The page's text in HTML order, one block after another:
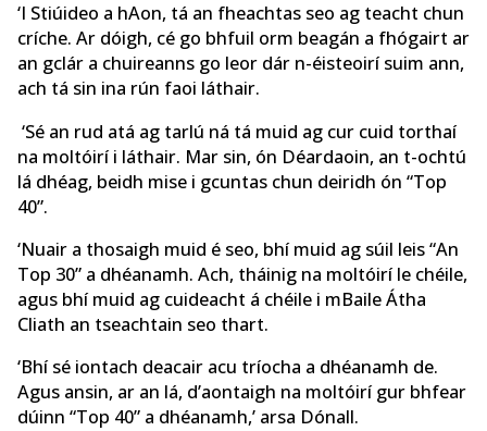
‘I Stiúideo a hAon, tá an fheachtas seo ag teacht chun
críche. Ar dóigh, cé go bhfuil orm beagán a fhógairt ar
an gclár a chuireanns go leor dár n-éisteoirí suim ann,
ach tá sin ina rún faoi láthair.
‘Sé an rud atá ag tarlú ná tá muid ag cur cuid torthaí
na moltóirí i láthair. Mar sin, ón Déardaoin, an t-ochtú
lá dhéag, beidh mise i gcuntas chun deiridh ón “Top
40”.
‘Nuair a thosaigh muid é seo, bhí muid ag súil leis “An
Top 30” a dhéanamh. Ach, tháinig na moltóirí le chéile,
agus bhí muid ag cuideacht á chéile i mBaile Átha
Cliath an tseachtain seo thart.
‘Bhí sé iontach deacair acu tríocha a dhéanamh de.
Agus ansin, ar an lá, d’aontaigh na moltóirí gur bhfear
dúinn “Top 40” a dhéanamh,’ arsa Dónall.